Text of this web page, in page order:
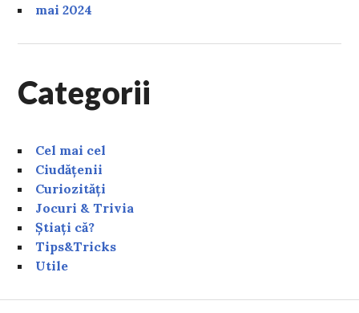
mai 2024
Categorii
Cel mai cel
Ciudățenii
Curiozități
Jocuri & Trivia
Știați că?
Tips&Tricks
Utile